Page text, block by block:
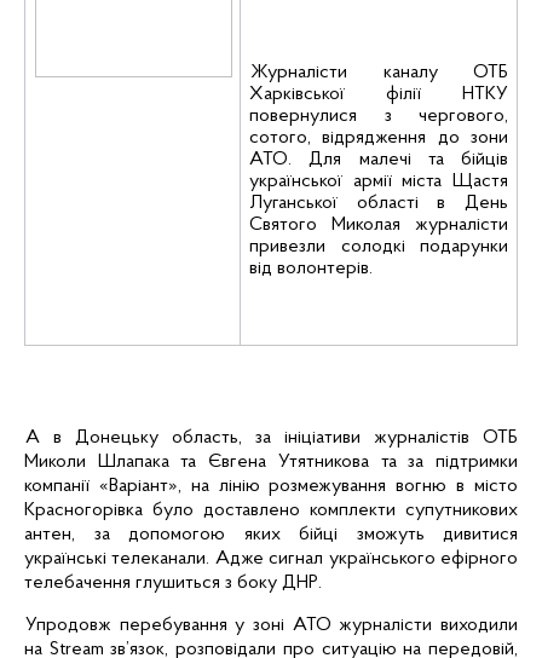
Журналісти каналу ОТБ
Харківської філії НТКУ
повернулися з чергового,
сотого, відрядження до зони
АТО. Для малечі та бійців
української армії міста Щастя
Луганської області в День
Святого Миколая журналісти
привезли солодкі подарунки
від волонтерів.
А в Донецьку область, за ініціативи журналістів ОТБ
Миколи Шлапака та Євгена Утятниковата за підтримки
компанії «Варіант», на лінію розмежування вогню в місто
Красногорівка було доставлено комплекти супутникових
антен, за допомогою яких бійці зможуть дивитися
українські телеканали. Адже сигнал українського ефірного
телебачення глушиться з боку ДНР.
Упродовж перебування у зоні АТОжурналісти виходили
на Stream зв’язок, розповідали про ситуацію на передовій,